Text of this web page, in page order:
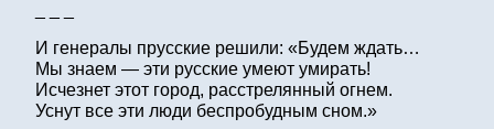
И генералы прусские решили: «Будем ждать…
Мы знаем — эти русские умеют умирать!
Исчезнет этот город, расстрелянный огнем.
Уснут все эти люди беспробудным сном.»